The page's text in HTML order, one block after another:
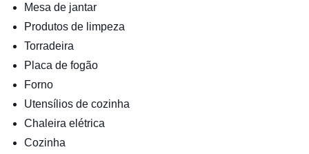
Mesa de jantar
Produtos de limpeza
Torradeira
Placa de fogão
Forno
Utensílios de cozinha
Chaleira elétrica
Cozinha